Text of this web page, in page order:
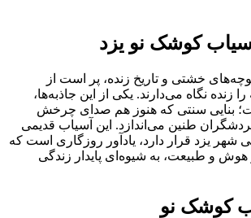
کوشک نو یزد
خشتی و تاریخ زنده، پر است از
زنده نگاه می‌دارند. یکی از این جاذبه‌ها،
بنایی سنتی که هنوز هم صدای چرخش
طنین می‌اندازد. این آسیاب قدیمی
شهر یزد قرار دارد، یادآور روزگاری است که
هوش و طبیعت، به شیوه‌ای پایدار زندگی
کوشک نو